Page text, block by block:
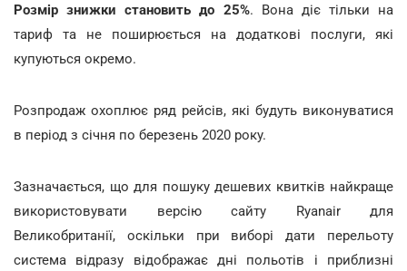
Розмір знижки становить до 25%. Вона діє тільки на
тариф та не поширюється на додаткові послуги, які
купуються окремо.
Розпродаж охоплює ряд рейсів, які будуть виконуватися
в період з січня по березень 2020 року.
Зазначається, що для пошуку дешевих квитків найкраще
використовувати версію сайту Ryanair для
Великобританії, оскільки при виборі дати перельоту
система відразу відображає дні польотів і приблизні